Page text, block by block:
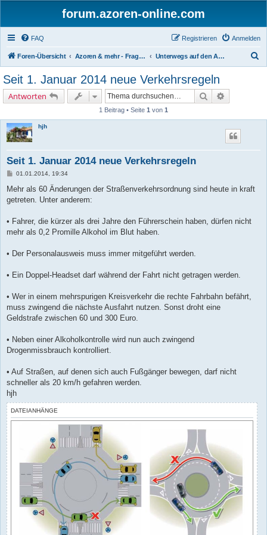
forum.azoren-online.com
FAQ Anmelden
Registrieren
Foren-Übersicht Azoren & mehr - Fragen und Antworten zu allgemeinen Themen rund um die 9 Inseln Unterwegs auf den Azoren
Seit 1. Januar 2014 neue Verkehrsregeln
Antworten Suche
1 Beitrag • Seite 1 von 1
hjh
Seit 1. Januar 2014 neue Verkehrsregeln
B
i
r
01.01.2014, 19:34
Mehr als 60 Änderungen der Straßenverkehrsordnung sind heute in kraft
getreten. Unter anderem:
• Fahrer, die kürzer als drei Jahre den Führerschein haben, dürfen nicht
mehr als 0,2 Promille Alkohol im Blut haben.
• Der Personalausweis muss immer mitgeführt werden.
• Ein Doppel-Headset darf während der Fahrt nicht getragen werden.
• Wer in einem mehrspurigen Kreisverkehr die rechte Fahrbahn befährt,
muss zwingend die nächste Ausfahrt nutzen. Sonst droht eine
Geldstrafe zwischen 60 und 300 Euro.
• Neben einer Alkoholkontrolle wird nun auch zwingend
Drogenmissbrauch kontrolliert.
• Auf Straßen, auf denen sich auch Fußgänger bewegen, darf nicht
schneller als 20 km/h gefahren werden.
hjh
DATEIANHÄNGE